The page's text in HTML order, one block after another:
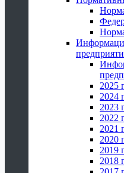
2025
2024
2023
2022
2021
2020
2019
2018